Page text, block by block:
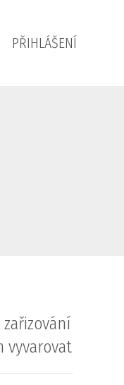
PŘIHLÁŠENÍ
vyvarovat